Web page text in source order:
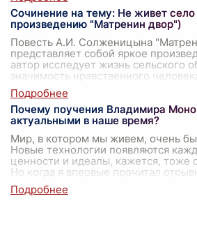
Сочинение на тему: Не живет
произведению "Матренин двор")
Повесть А.И. Солженицына
представляет собой яркое
автор исследует жизнь сельского
значимость нравственного
Почему поучения Владимира
актуальными в наше время?
Мир, в котором мы живем, очень
Новые технологии появляются
ценности и идеалы, кажется, тоже
Но когда я впервые прочитал